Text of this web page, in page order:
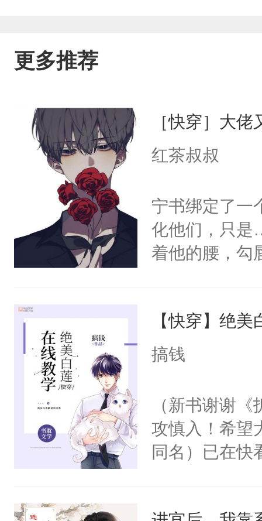
更多推荐
［快穿］大
红茶叔叔
宁书绑定了一
化他们，只是
着他的腰，勾
来，给老公
用力——为你
【快穿】绝
搞钱
（新书谢谢
攻慎入！希望
同名）已在快